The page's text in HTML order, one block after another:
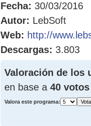
Fecha: 30/03/2016
Autor: LebSoft
Web: http://
Descargas: 3.803
Valoración de los
en base a 40 votos
Valora este programa: